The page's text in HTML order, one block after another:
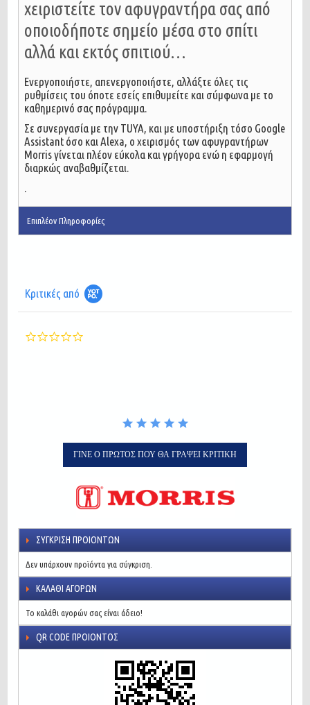
χειριστείτε τον αφυγραντήρα σας από
οποιοδήποτε σημείο μέσα στο σπίτι
αλλά και εκτός σπιτιού…
Ενεργοποιήστε, απενεργοποιήστε, αλλάξτε όλες τις
ρυθμίσεις του όποτε εσείς επιθυμείτε και σύμφωνα με το
καθημερινό σας πρόγραμμα.
Σε συνεργασία με την TUYA, και με υποστήριξη τόσο Google
Assistant όσο και Alexa, ο χειρισμός των αφυγραντήρων
Morris γίνεται πλέον εύκολα και γρήγορα ενώ η εφαρμογή
διαρκώς αναβαθμίζεται.
Επιπλέον Πληροφορίες
Κριτικές από
ΓΊΝΕ Ο ΠΡΏΤΟΣ ΠΟΥ ΘΑ ΓΡΆΨΕΙ ΚΡΙΤΙΚΉ
ΣΎΓΚΡΙΣΗ ΠΡΟΙΌΝΤΩΝ
Δεν υπάρχουν προϊόντα για σύγκριση.
ΚΑΛΆΘΙ ΑΓΟΡΏΝ
Το καλάθι αγορών σας είναι άδειο!
QR CODE ΠΡΟΙΌΝΤΟΣ